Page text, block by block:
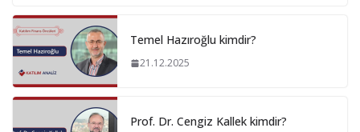
Temel Hazıroğlu kimdir?
21.12.2025
Prof. Dr. Cengiz Kallek kimdir?